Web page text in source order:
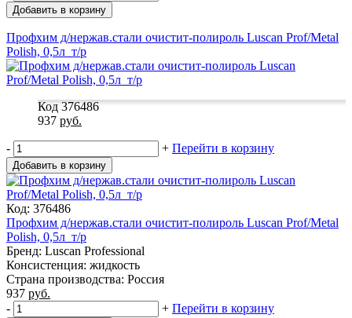
Добавить в корзину
Профхим д/нержав.стали очистит-полироль Luscan Prof/Metal
Polish, 0,5л_т/р
Код 376486
937 руб.
- + Перейти в корзину
Добавить в корзину
Код: 376486
Профхим д/нержав.стали очистит-полироль Luscan Prof/Metal
Polish, 0,5л_т/р
Бренд: Luscan Professional
Консистенция: жидкость
Страна производства: Россия
937 руб.
-
+ Перейти в корзину